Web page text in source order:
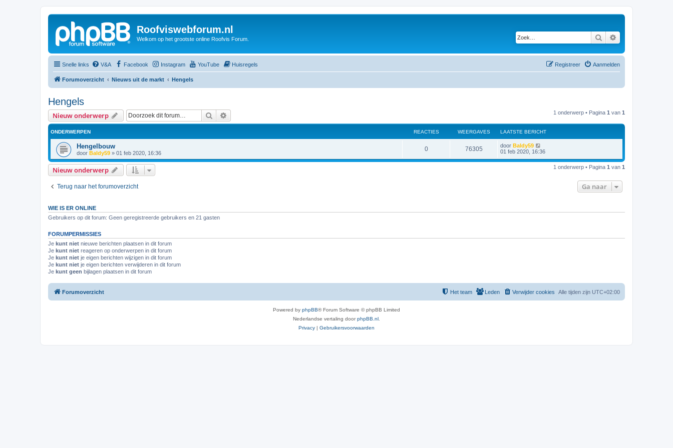
Roofviswebforum.nl
Welkom op het grootste online Roofvis Forum. Zoek
Snelle links V&A Facebook Instagram YouTube Huisregels Aanmelden
Registreer
Forumoverzicht Nieuws uit de markt Hengels
Hengels
Nieuw onderwerp Zoek 1 onderwerp • Pagina 1 van 1
ONDERWERPEN REACTIES WEERGAVES LAATSTE BERICHT
Hengelbouw
door Baldy59 » 01 feb 2020, 16:36
0 76305 door Baldy59
01 feb 2020, 16:36
Nieuw onderwerp 1 onderwerp • Pagina 1 van 1
Terug naar het forumoverzicht Ga naar
WIE IS ER ONLINE
Gebruikers op dit forum: Geen geregistreerde gebruikers en 21 gasten
FORUMPERMISSIES
Je kunt niet nieuwe berichten plaatsen in dit forum
Je kunt niet reageren op onderwerpen in dit forum
Je kunt niet je eigen berichten wijzigen in dit forum
Je kunt niet je eigen berichten verwijderen in dit forum
Je kunt geen bijlagen plaatsen in dit forum
Forumoverzicht Alle tijden zijn UTC+02:00
Verwijder cookies
Leden
Het team
Powered by phpBB® Forum Software © phpBB Limited
Nederlandse vertaling doorphpBB.nl
Privacy | Gebruikersvoorwaarden